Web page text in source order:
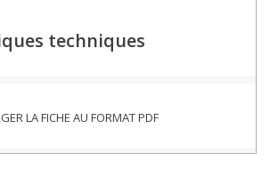
techniques